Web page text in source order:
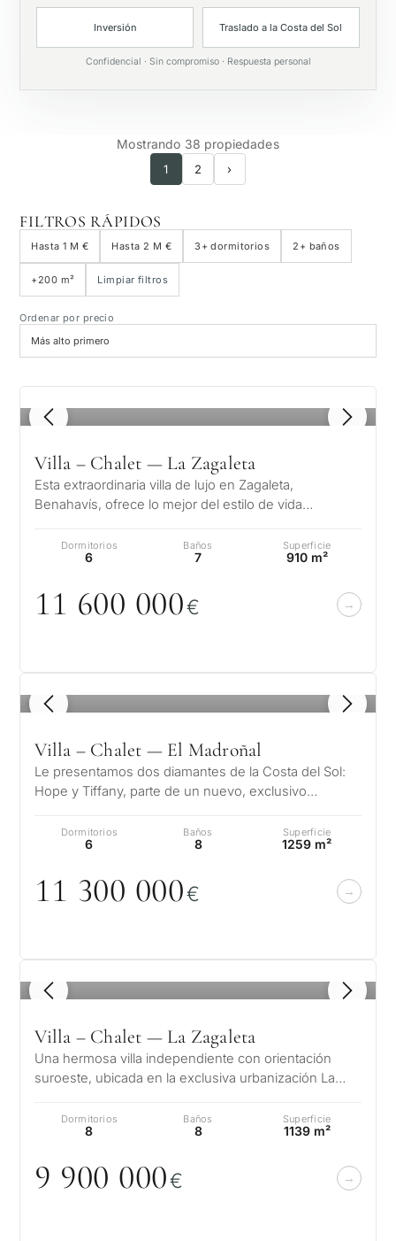
Inversión Traslado a la Costa del Sol
Confidencial · Sin compromiso · Respuesta personal
Mostrando 38 propiedades
1 2 ›
FILTROS RÁPIDOS
Hasta 1 M € Hasta 2 M € 3+ dormitorios 2+ baños
+200 m² Limpiar filtros
Ordenar por precio
1 / 8
Villa – Chalet — La Zagaleta
Esta extraordinaria villa de lujo en Zagaleta,
Benahavís, ofrece lo mejor del estilo de vida
Dormitorios
6
Baños
7
Superficie
910 m²
11 600 000€
1 / 8
Villa – Chalet — El Madroñal
Le presentamos dos diamantes de la Costa del Sol:
Hope y Tiffany, parte de un nuevo, exclusivo
Dormitorios
6
Baños
8
Superficie
1259 m²
11 300 000€
1 / 8
Villa – Chalet — La Zagaleta
Una hermosa villa independiente con orientación
suroeste, ubicada en la exclusiva urbanización La
Dormitorios
8
Baños
8
Superficie
1139 m²
9 900 000€